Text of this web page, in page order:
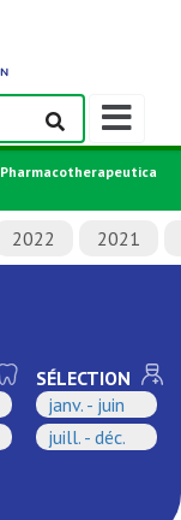
Afficher/
la
de
navigation
Pharmacotherapeutica
2022 2021
SÉLECTION
janv. - juin
juill. - déc.